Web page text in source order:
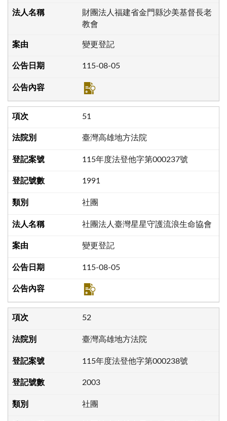
財團法人福建省金門縣沙美基督長老
教會
變更登記
115-08-05
51
臺灣高雄地方法院
115年度法登他字第000237號
1991
社團
社團法人臺灣星星守護流浪生命協會
變更登記
115-08-05
52
臺灣高雄地方法院
115年度法登他字第000238號
2003
社團